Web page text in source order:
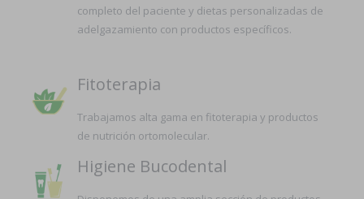
completo del paciente y dietas personalizadas de
adelgazamiento con productos específicos.
Fitoterapia
Trabajamos alta gama en fitoterapia y productos
de nutrición ortomolecular.
Higiene Bucodental